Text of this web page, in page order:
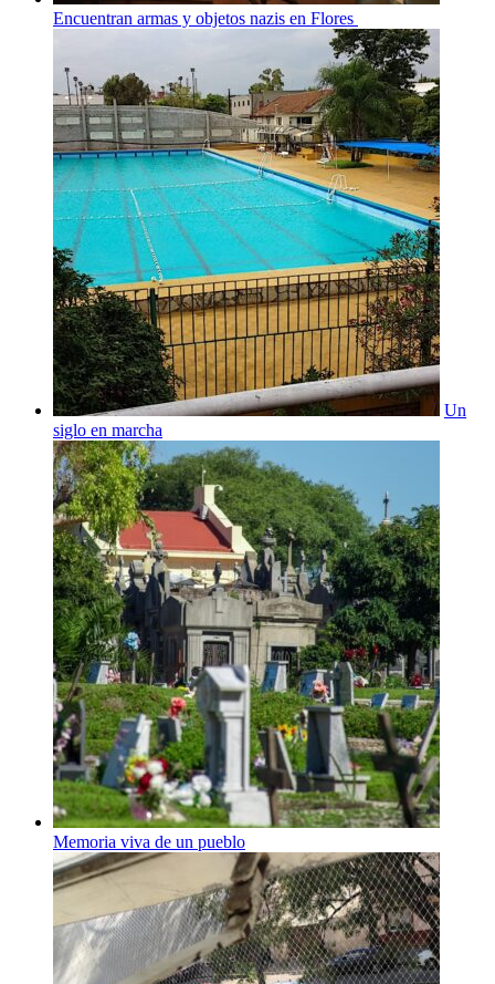
Encuentran armas y objetos nazis en Flores
Un
siglo en marcha
Memoria viva de un pueblo